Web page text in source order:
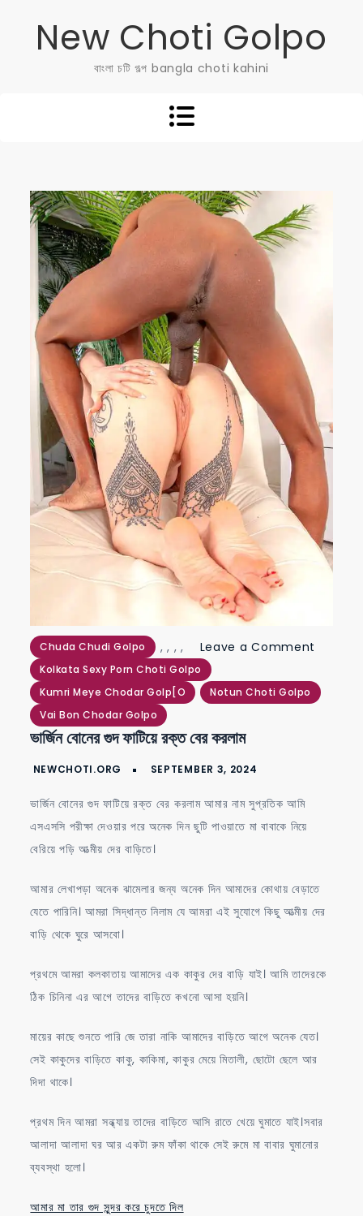
New Choti Golpo
বাংলা চটি গল্প bangla choti kahini
Chuda Chudi Golpo ,
Kolkata Sexy Porn Choti Golpo
,
Kumri Meye Chodar Golp[o
,
Notun Choti Golpo
,
Vai Bon Chodar Golpo
Leave a Comment
বোনের
ভার্জিন বোনের গুদ ফাটিয়ে রক্ত বের করলাম
ভার্জিন বোনের গুদ ফাটিয়ে রক্ত বের করলাম আমার নাম সুপ্রতিক আমি
এসএসসি পরীক্ষা দেওয়ার পরে অনেক দিন ছুটি পাওয়াতে মা বাবাকে নিয়ে
বেরিয়ে পড়ি আত্মীয় দের বাড়িতে।
আমার লেখাপড়া অনেক ঝামেলার জন্য অনেক দিন আমাদের কোথায় বেড়াতে
যেতে পারিনি। আমরা সিদ্ধান্ত নিলাম যে আমরা এই সুযোগে কিছু আত্মীয় দের
বাড়ি থেকে ঘুরে আসবো।
প্রথমে আমরা কলকাতায় আমাদের এক কাকুর দের বাড়ি যাই। আমি তাদেরকে
ঠিক চিনিনা এর আগে তাদের বাড়িতে কখনো আসা হয়নি।
মায়ের কাছে শুনতে পারি জে তারা নাকি আমাদের বাড়িতে আগে অনেক যেত।
সেই কাকুদের বাড়িতে কাকু, কাকিমা, কাকুর মেয়ে মিতালী, ছোটো ছেলে আর
দিদা থাকে।
প্রথম দিন আমরা সন্ধ্যায় তাদের বাড়িতে আসি রাতে খেয়ে ঘুমাতে যাই।সবার
আলাদা আলাদা ঘর আর একটা রুম ফাঁকা থাকে সেই রুমে মা বাবার ঘুমানোর
ব্যবস্থা হলো।
আমার মা তার গুদ সুন্দর করে চুদতে দিল